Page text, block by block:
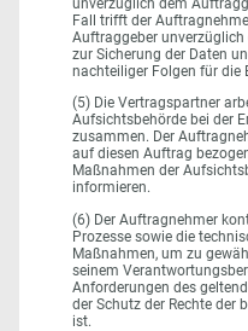
unverzüglich dem
Fall trifft der
Auftraggeber
zur Sicherung der Daten
nachteiliger Folgen für die
(5) Die Vertragspartner
Aufsichtsbehörde bei der
zusammen. Der
auf diesen Auftrag
Maßnahmen der
informieren.
(6) Der Auftragnehmer
Prozesse sowie die
Maßnahmen, um zu
seinem
Anforderungen des
der Schutz der Rechte der
ist.